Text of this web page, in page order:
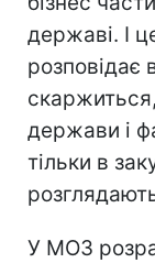
державі. І
держави і
тільки в
У МОЗ